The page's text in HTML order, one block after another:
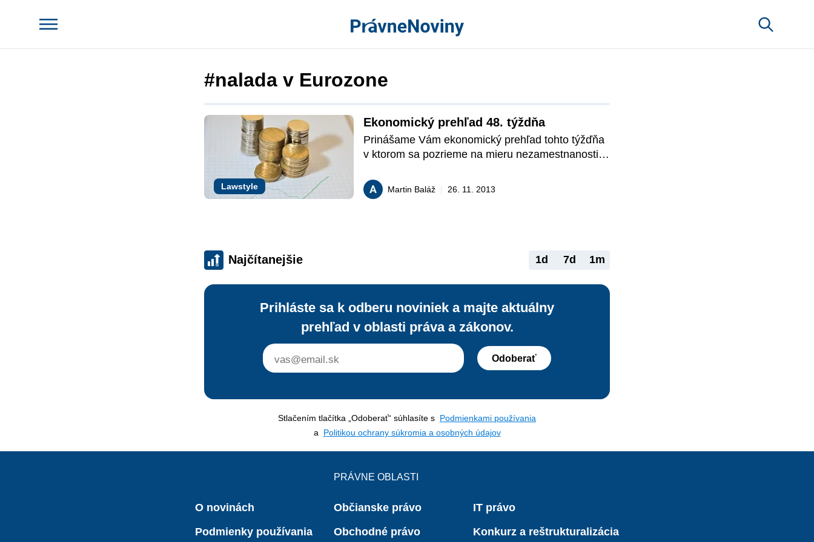
#nalada v Eurozone
Lawstyle
Ekonomický prehľad 48. týždňa
Prinášame Vám ekonomický prehľad tohto týžďňa
v ktorom sa pozrieme na mieru nezamestnanosti
v Eurozóne, prehľad kurzov a očakávané
ekonomicko-politické udalosti.
Martin Baláž 26. 11. 2013
Najčítanejšie 1d 7d 1m
Prihláste sa k odberu noviniek a majte aktuálny
prehľad v oblasti práva a zákonov.
Odoberať
Stlačením tlačítka „Odoberať“ súhlasíte s Podmienkami používania
a Politikou ochrany súkromia a osobných údajov
O novinách
Podmienky používania
PRÁVNE OBLASTI
Občianske právo
Obchodné právo
IT právo
Konkurz a reštrukturalizácia